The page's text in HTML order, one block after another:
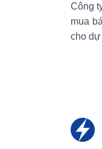
Công
mua
cho